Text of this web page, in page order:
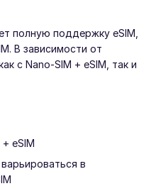
полную поддержку eSIM,
В зависимости от
с Nano-SIM + eSIM, так и
eSIM
в